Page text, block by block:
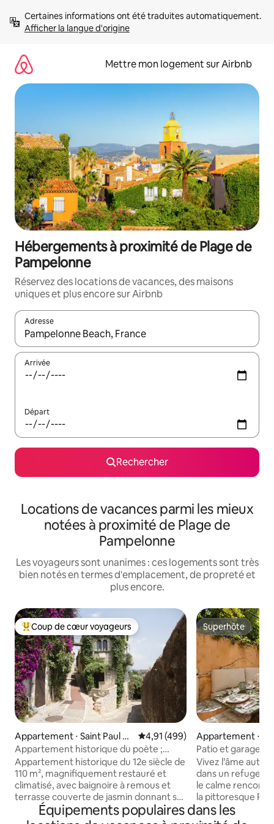
directement
Afficher la langue d'origine
Mettre mon logement sur Airbnb
Hébergements à proximité de Plage de
Pampelonne
Réservez des locations de vacances, des maisons
uniques et plus encore sur Airbnb
Adresse
Lorsque les résultats s'affichent, utilisez les flèches vers le
Arrivée
Départ
Rechercher
Locations de vacances parmi les mieux
notées à proximité de Plage de
Pampelonne
Les voyageurs sont unanimes : ces logements sont très
bien notés en termes d'emplacement, de propreté et
plus encore.
Coups de cœur voyageurs les plus appréciés
Coup de cœur voyageurs
Appartement ⋅ Saint Paul de
Vence
Évaluation moyenne sur la
4,91 (499)
Appartement historique du poète ;
maison de Jacques Prévert
Appartement historique du 12e siècle de
110 m², magnifiquement restauré et
climatisé, avec baignoire à remous et
terrasse couverte de jasmin donnant sur
la mer et les montagnes, au cœur d'un
village médiéval. Il a appartenu au
Superhôte
Superhôte
Appartement ⋅
Patio et garage
Tropez
Vivez l’âme
dans un refuge
le calme
la pittoresque
appartement est
seulement 3
Équipements populaires dans les